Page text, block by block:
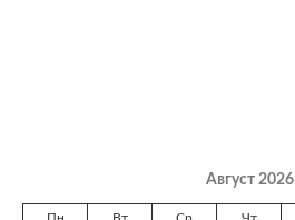
Август 2026